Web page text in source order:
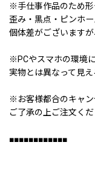
※手仕事作品のため形
歪み・黒点・ピンホ
個体差がございます
※PCやスマホの環境
実物とは異なって見え
※お客様都合のキャン
ご了承の上ご注文くだ
■■■■■■■■■■■■